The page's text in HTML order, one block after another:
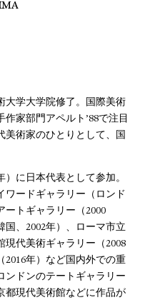
大学大学院修了。国際美術
家部門アペルト’88で注目
美術家のひとりとして、国
）に日本代表として参加。
ワードギャラリー（ロンド
ートギャラリー（2000
国、2002年）、ローマ市立
現代美術ギャラリー（2008
2016年）など国内外での重
ンドンのテートギャラリー
都現代美術館などに作品が